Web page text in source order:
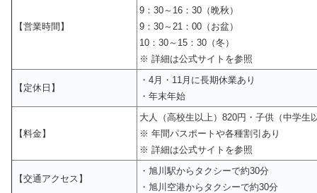
【営業時間】
9：30～16：30（晩秋）
9：30～21：00（お盆）
10：30～15：30（冬）
※ 詳細は公式サイトを参照
【定休日】
・4月・11月に長期休業あり
・年末年始
【料金】
大人（高校生以上）820円・子供（中学生
※ 年間パスポートや各種割引あり
※ 詳細は公式サイトを参照
【交通アクセス】
・旭川駅からタクシーで約30分
・旭川空港からタクシーで約30分